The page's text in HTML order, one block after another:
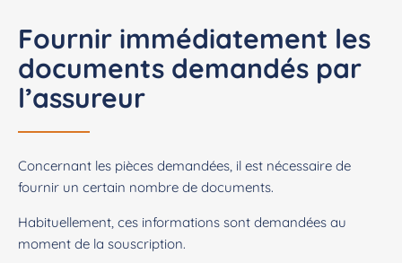
Fournir immédiatement les
documents demandés par
l’assureur
Concernant les pièces demandées, il est nécessaire de
fournir un certain nombre de documents.
Habituellement, ces informations sont demandées au
moment de la souscription.